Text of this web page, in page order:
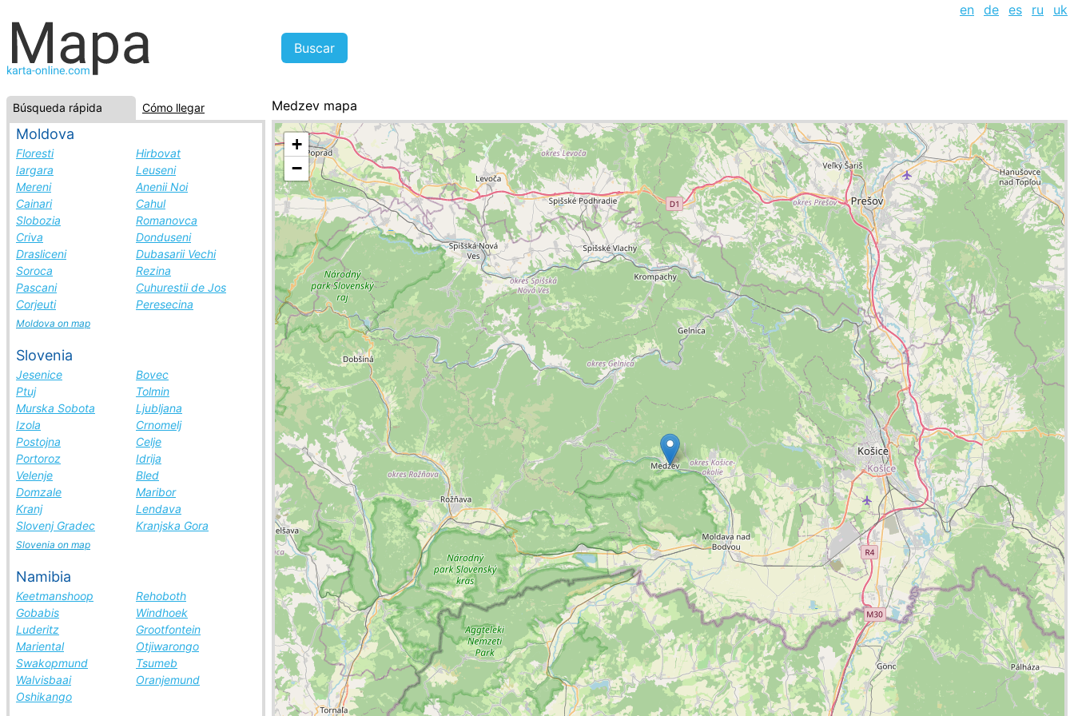
en de es ru uk
Búsqueda rápida Cómo llegar
Moldova
Floresti
Hirbovat
Iargara
Leuseni
Mereni
Anenii Noi
Cainari
Cahul
Slobozia
Romanovca
Criva
Donduseni
Drasliceni
Dubasarii Vechi
Soroca
Rezina
Pascani
Cuhurestii de Jos
Corjeuti
Peresecina
Moldova on map
Slovenia
Jesenice
Bovec
Ptuj
Tolmin
Murska Sobota
Ljubljana
Izola
Crnomelj
Postojna
Celje
Portoroz
Idrija
Velenje
Bled
Domzale
Maribor
Kranj
Lendava
Slovenj Gradec
Kranjska Gora
Slovenia on map
Namibia
Keetmanshoop
Rehoboth
Gobabis
Windhoek
Luderitz
Grootfontein
Mariental
Otjiwarongo
Swakopmund
Tsumeb
Walvisbaai
Oranjemund
Oshikango
Medzev mapa
Eslovaquia, la lista de ciudades
+
−